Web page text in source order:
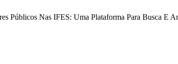
Públicos Nas IFES: Uma Plataforma Para Busca E